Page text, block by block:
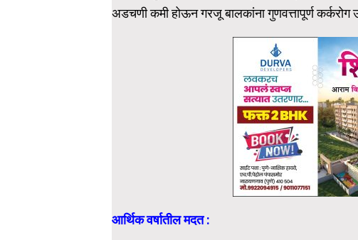
अडचणी कमी होऊन गरजू बालकांना गुणवत्तापूर्ण
आर्थिक वर्षातील मदत :